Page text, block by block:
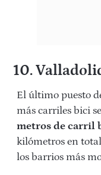
10.
El último puesto
más carriles bici
metros de carril
kilómetros en
los barrios más